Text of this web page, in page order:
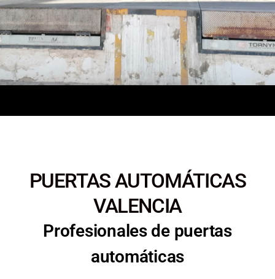
PUERTAS AUTOMÁTICAS
VALENCIA
Profesionales de puertas
automáticas